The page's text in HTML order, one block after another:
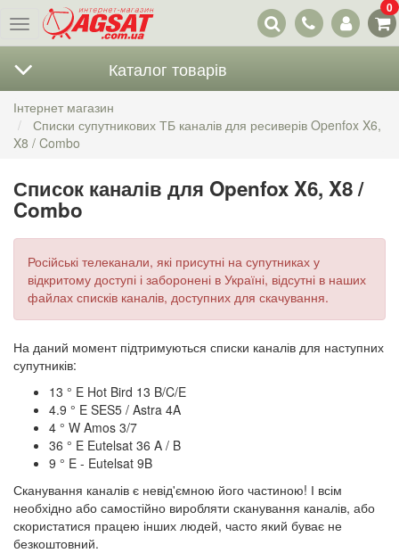
Меню
Наші
контакти
0
Каталог товарів
Інтернет магазин
Списки супутникових ТБ каналів для ресиверів Openfox X6,
X8 / Combo
Список каналів для Openfox X6, X8 /
Combo
Російські телеканали, які присутні на супутниках у
відкритому доступі і заборонені в Україні, відсутні в наших
файлах списків каналів, доступних для скачування.
На даний момент підтримуються списки каналів для наступних
супутників:
13 ° E Hot Bird 13 B/C/E
4.9 ° E SES5 / Astra 4A
4 ° W Amos 3/7
36 ° E Eutelsat 36 A / B
9 ° E - Eutelsat 9B
Сканування каналів є невід'ємною його частиною! І всім
необхідно або самостійно виробляти сканування каналів, або
скористатися працею інших людей, часто який буває не
безкоштовний.